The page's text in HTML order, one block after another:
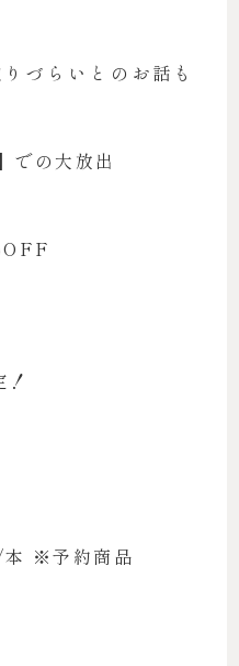
づらいとのお話も
での大放出
※予約商品